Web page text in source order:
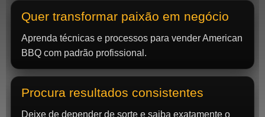
Quer transformar paixão em negócio
Aprenda técnicas e processos para vender American
BBQ com padrão profissional.
Procura resultados consistentes
Deixe de depender de sorte e saiba exatamente o